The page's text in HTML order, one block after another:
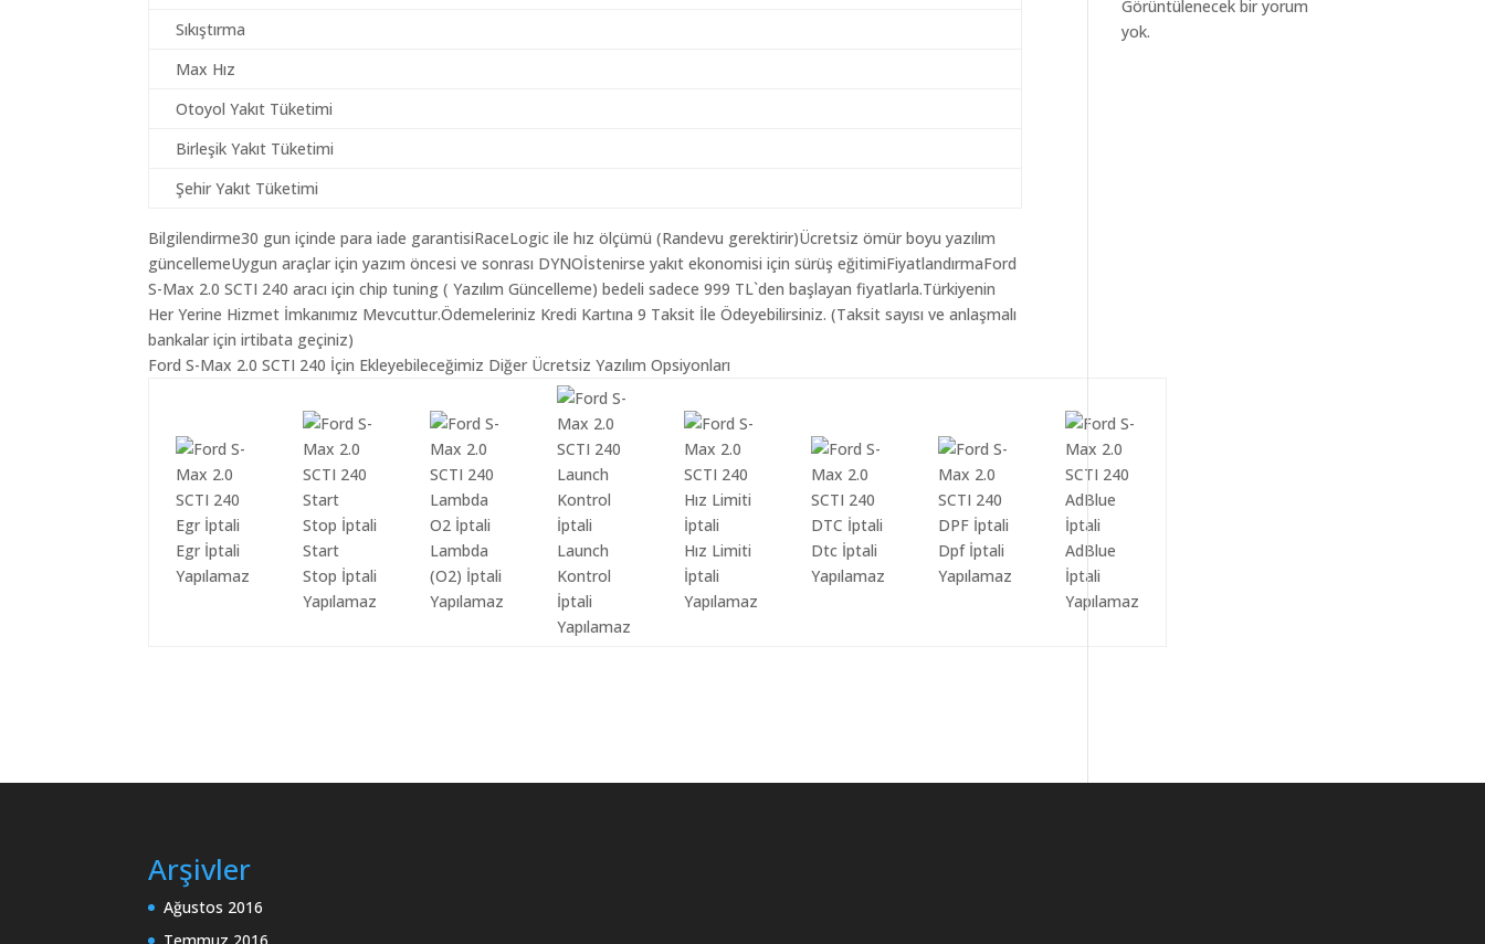
Sıkıştırma
Max Hız
Otoyol Yakıt Tüketimi
Birleşik Yakıt Tüketimi
Şehir Yakıt Tüketimi
Bilgilendirme30 gun içinde para iade garantisiRaceLogic ile hız ölçümü (Randevu gerektirir)Ücretsiz ömür boyu yazılım
güncellemeUygun araçlar için yazım öncesi ve sonrası DYNOİstenirse yakıt ekonomisi için sürüş eğitimiFiyatlandırmaFord
S-Max 2.0 SCTI 240 aracı için chip tuning ( Yazılım Güncelleme) bedeli sadece 999 TL`den başlayan fiyatlarla.Türkiyenin
Her Yerine Hizmet İmkanımız Mevcuttur.Ödemeleriniz Kredi Kartına 9 Taksit İle Ödeyebilirsiniz. (Taksit sayısı ve anlaşmalı
bankalar için irtibata geçiniz)
Ford S-Max 2.0 SCTI 240 İçin Ekleyebileceğimiz Diğer Ücretsiz Yazılım Opsiyonları
Egr İptali
Yapılamaz
Start
Stop İptali
Yapılamaz
Lambda
(O2) İptali
Yapılamaz
Launch
Kontrol
İptali
Yapılamaz
Hız Limiti
İptali
Yapılamaz
Dtc İptali
Yapılamaz
Dpf İptali
Yapılamaz
AdBlue
İptali
Yapılamaz
Görüntülenecek bir yorum
yok.
Arşivler
Ağustos 2016
Temmuz 2016